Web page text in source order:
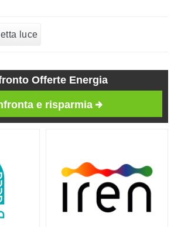
luce
Offerte Energia
e risparmia